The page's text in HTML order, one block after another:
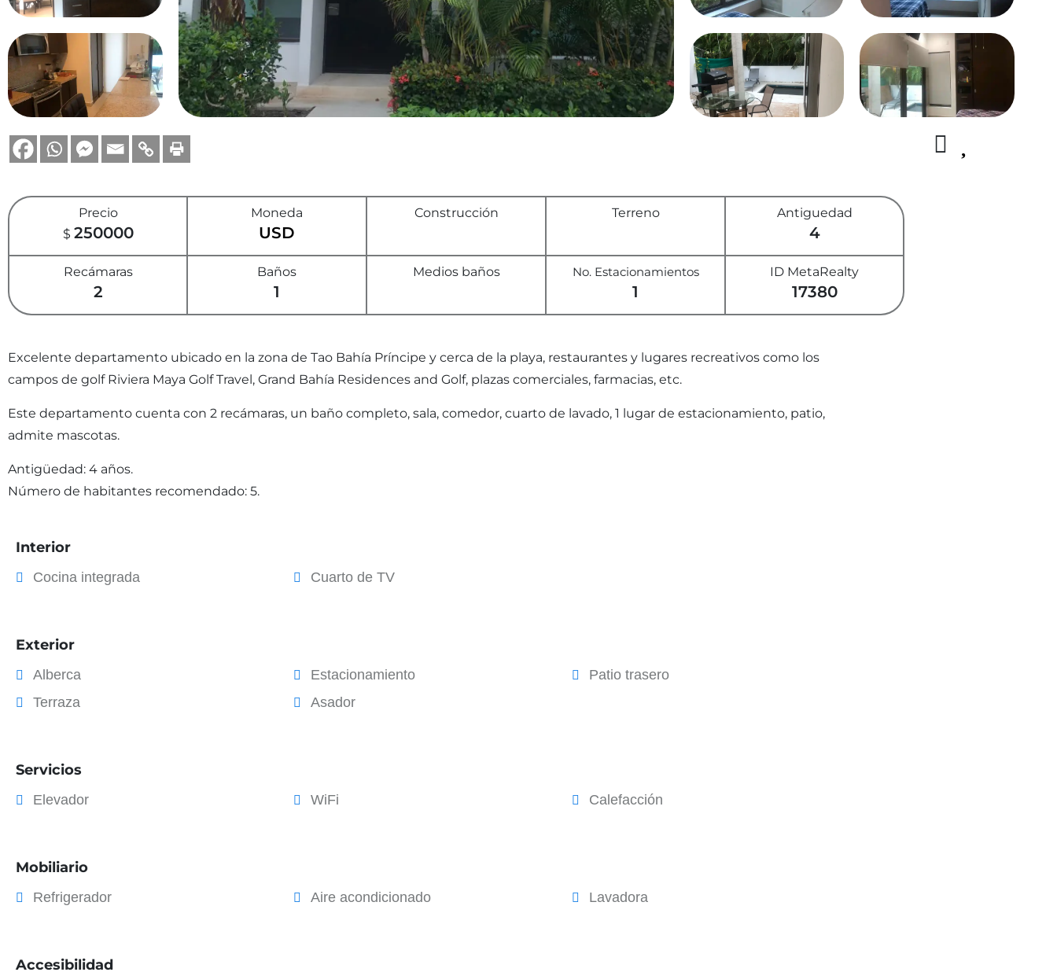
Precio
$ 250000
Moneda
USD
Construcción Terreno Antiguedad
4
Recámaras
2
Baños
1
Medios baños No. Estacionamientos
1
ID MetaRealty
17380
Excelente departamento ubicado en la zona de Tao Bahía Príncipe y cerca de la playa, restaurantes y lugares recreativos como los
campos de golf Riviera Maya Golf Travel, Grand Bahía Residences and Golf, plazas comerciales, farmacias, etc.
Este departamento cuenta con 2 recámaras, un baño completo, sala, comedor, cuarto de lavado, 1 lugar de estacionamiento, patio,
admite mascotas.
Antigüedad: 4 años.
Número de habitantes recomendado: 5.
Interior
Cocina integrada Cuarto de TV
Exterior
Alberca Estacionamiento
Patio trasero
Terraza
Asador
Servicios
Elevador WiFi Calefacción
Mobiliario
Refrigerador Aire acondicionado Lavadora
Accesibilidad